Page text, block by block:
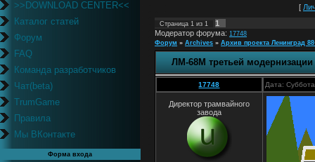
>>DOWNLOAD CENTER<<
Каталог статей
Форум
FAQ
Команда разработчиков
Чат(beta)
TrumGame
Правила
Мы ВКонтакте
Форма входа
[
Страница 1 из 1
1
Модератор форума: 17748
Форум » Archives » Архив проекта Ленинград
ЛМ-68М третьей модернизации
17748 Дата:
Директор трамвайного
завода